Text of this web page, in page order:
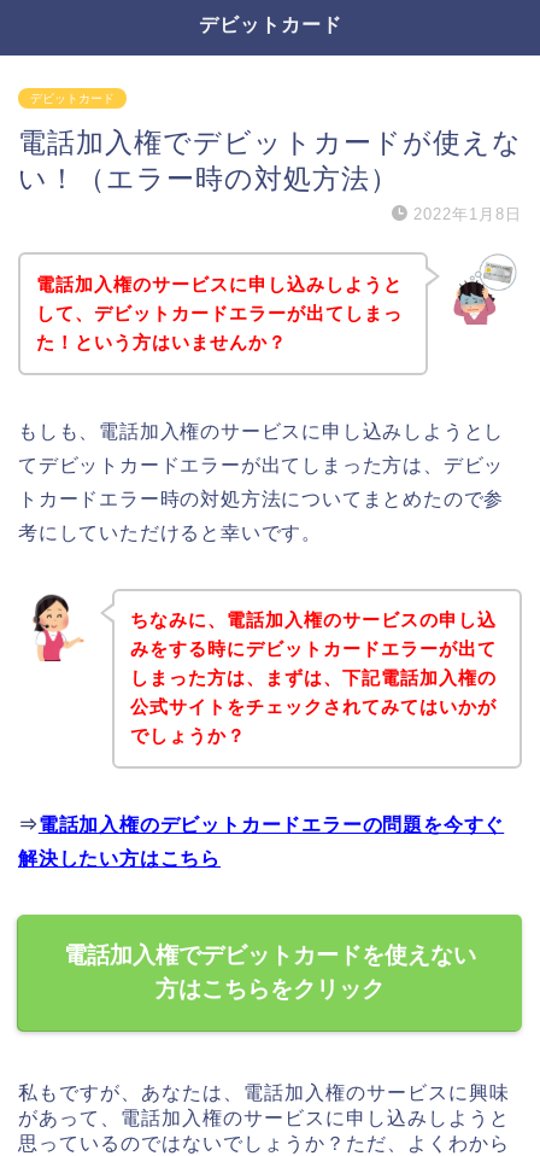
デビットカード
デビットカード
電話加入権でデビットカードが使えな
い！（エラー時の対処方法）
2022年1月8日
電話加入権のサービスに申し込みしようと
して、デビットカードエラーが出てしまっ
た！という方はいませんか？
もしも、電話加入権のサービスに申し込みしようとし
てデビットカードエラーが出てしまった方は、デビッ
トカードエラー時の対処方法についてまとめたので参
考にしていただけると幸いです。
ちなみに、電話加入権のサービスの申し込
みをする時にデビットカードエラーが出て
しまった方は、まずは、下記電話加入権の
公式サイトをチェックされてみてはいかが
でしょうか？
⇒電話加入権のデビットカードエラーの問題を今すぐ
解決したい方はこちら
電話加入権でデビットカードを使えない
方はこちらをクリック
私もですが、あなたは、電話加入権のサービスに興味
があって、電話加入権のサービスに申し込みしようと
思っているのではないでしょうか？ただ、よくわから